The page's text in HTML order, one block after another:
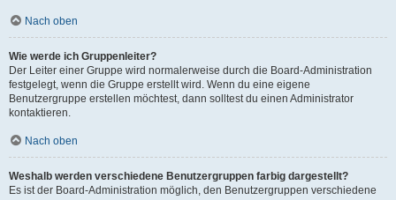
Nach oben
Wie werde ich Gruppenleiter?
Der Leiter einer Gruppe wird normalerweise durch die Board-Administration
festgelegt, wenn die Gruppe erstellt wird. Wenn du eine eigene
Benutzergruppe erstellen möchtest, dann solltest du einen Administrator
kontaktieren.
Nach oben
Weshalb werden verschiedene Benutzergruppen farbig dargestellt?
Es ist der Board-Administration möglich, den Benutzergruppen verschiedene